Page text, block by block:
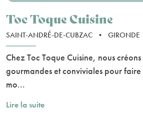
Toc Toque Cuisine
SAINT-ANDRÉ-DE-CUBZAC • GIRONDE
Chez Toc Toque Cuisine, nous
gourmandes et conviviales pour
mo...
Lire la suite